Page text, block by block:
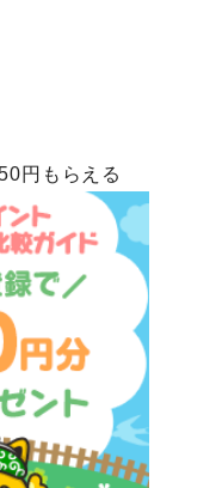
円もらえる